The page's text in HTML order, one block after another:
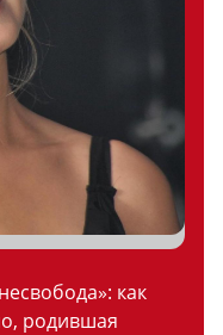
как
родившая